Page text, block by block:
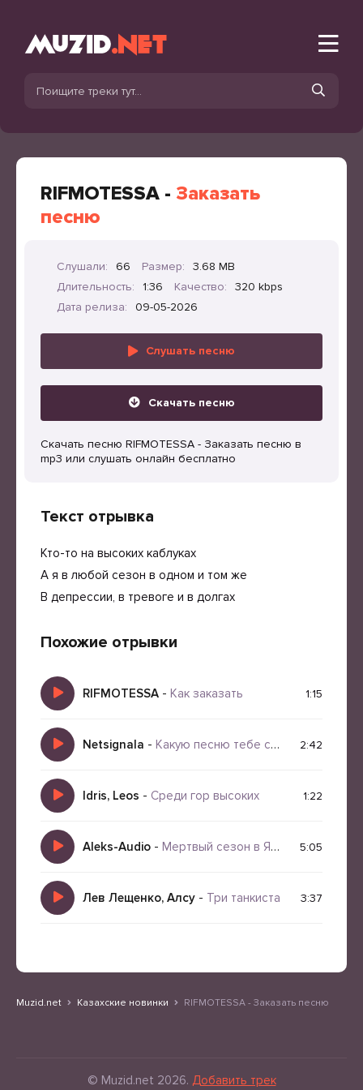
RIFMOTESSA - Заказать
песню
Слушали: 66 Размер:
3.68 MB
Длительность:
1:36 Качество:
320 kbps
Дата релиза:
09-05-2026
Слушать песню
Скачать песню
Скачать песню RIFMOTESSA - Заказать песню в
mp3 или слушать онлайн бесплатно
Текст отрывка
Кто-то на высоких каблуках
А я в любой сезон в одном и том же
В депрессии, в тревоге и в долгах
Похожие отрывки
RIFMOTESSA - Как заказать 1:15
Netsignala - Какую песню тебе спеть 2:42
Idris, Leos - Среди гор высоких 1:22
Aleks-Audio - Мертвый сезон в Ялте 5:05
Лев Лещенко, Алсу - Три танкиста 3:37
Muzid.net Казахские новинки RIFMOTESSA - Заказать песню
© Muzid.net 2026. Добавить трек